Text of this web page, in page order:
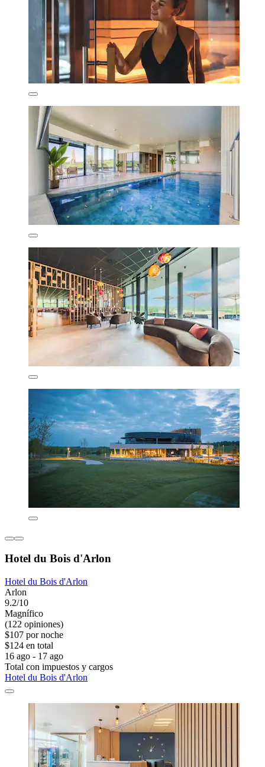
Hotel du Bois d'Arlon
Hotel du Bois d'Arlon
Arlon
9.2/10
Magnífico
(122 opiniones)
$107 por noche
$124 en total
16 ago - 17 ago
Total con impuestos y cargos
Hotel du Bois d'Arlon